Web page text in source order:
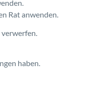
Rat anwenden.
haben.